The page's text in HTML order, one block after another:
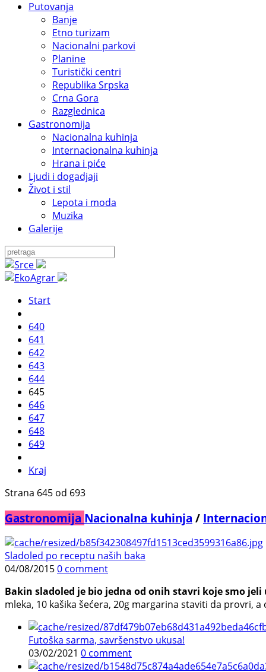
Putovanja
Banje
Etno turizam
Nacionalni parkovi
Planine
Turistički centri
Republika Srpska
Crna Gora
Razglednica
Gastronomija
Nacionalna kuhinja
Internacionalna kuhinja
Hrana i piće
Ljudi i dogadjaji
Život i stil
Lepota i moda
Muzika
Galerije
Start
640
641
642
643
644
645
646
647
648
649
Kraj
Strana 645 od 693
Gastronomija Nacionalna kuhinja /
Sladoled po receptu naših baka
04/08/20150 comment
Bakin sladoled je bio jedna od onih stavri koje smo
mleka, 10 kašika šećera, 20g margarina staviti da provri,
Futoška sarma, savršenstvo ukusa!
03/02/2021 0 comment